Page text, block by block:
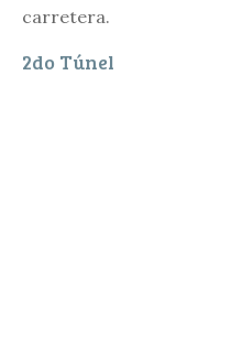
carretera.
2do Túnel